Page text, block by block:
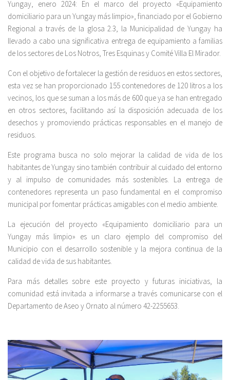
Yungay, enero 2024: En el marco del proyecto «Equipamiento
domiciliario para un Yungay más limpio», financiado por el Gobierno
Regional a través de la glosa 2.3, la Municipalidad de Yungay ha
llevado a cabo una significativa entrega de equipamiento a familias
de los sectores de Los Notros, Tres Esquinas y Comité Villa El Mirador.
Con el objetivo de fortalecer la gestión de residuos en estos sectores,
esta vez se han proporcionado 155 contenedores de 120 litros a los
vecinos, los que se suman a los más de 600 que ya se han entregado
en otros sectores, facilitando así la disposición adecuada de los
desechos y promoviendo prácticas responsables en el manejo de
residuos.
Este programa busca no solo mejorar la calidad de vida de los
habitantes de Yungay sino también contribuir al cuidado del entorno
y al impulso de comunidades más sostenibles. La entrega de
contenedores representa un paso fundamental en el compromiso
municipal por fomentar prácticas amigables con el medio ambiente.
La ejecución del proyecto «Equipamiento domiciliario para un
Yungay más limpio» es un claro ejemplo del compromiso del
Municipio con el desarrollo sostenible y la mejora continua de la
calidad de vida de sus habitantes.
Para más detalles sobre este proyecto y futuras iniciativas, la
comunidad está invitada a informarse a través comunicarse con el
Departamento de Aseo y Ornato al número 42-2255653.